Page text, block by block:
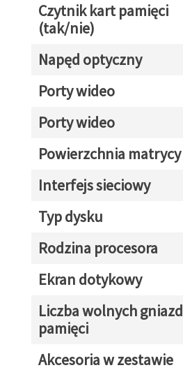
Czytnik kart pamięci
(tak/nie)
Napęd optyczny
Porty wideo
Porty wideo
Powierzchnia matrycy
Interfejs sieciowy
Typ dysku
Rodzina procesora
Ekran dotykowy
Liczba wolnych gniazd
pamięci
Akcesoria w zestawie